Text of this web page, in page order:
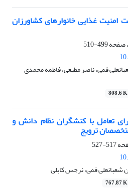
امنیت غذایی خانوارهای کشاورزان
499-510
فمی، ناصر مطیعی، فاطمه محمدی
808.6 K
تعامل با کنشگران نظام دانش و
ترویج
517-527
فمی، نرجس کابلی
767.87 K